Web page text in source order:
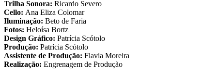
Trilha Sonora: Ricardo Severo
Cello: Ana Eliza Colomar
Iluminação: Beto de Faria
Fotos: Heloísa Bortz
Design Gráfico: Patrícia Scótolo
Produção: Patrícia Scótolo
Assistente de Produção: Flavia Moreira
Realização: Engrenagem de Produção